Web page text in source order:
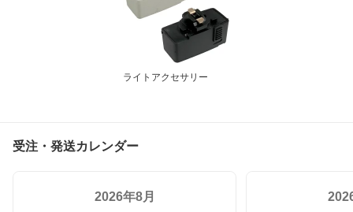
ライトアクセサリー
受注・発送カレンダー
2026年8月